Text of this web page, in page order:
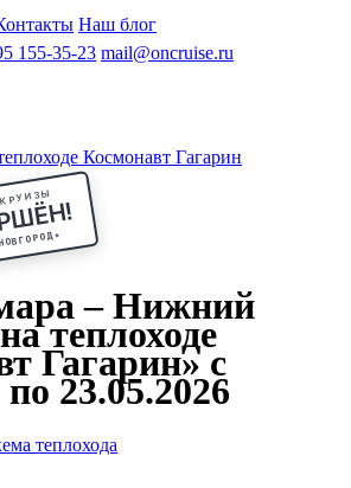
из Саратова Все города
В ПермьВ Ростов-на-Дону
На ВалаамПо ОкеПо Енисею
революция
Иван
Наш блог
155-35-23 mail@oncruise.ru
Космонавт Гагарин
★
– Нижний
теплоходе
Гагарин» с
23.05.2026
теплохода